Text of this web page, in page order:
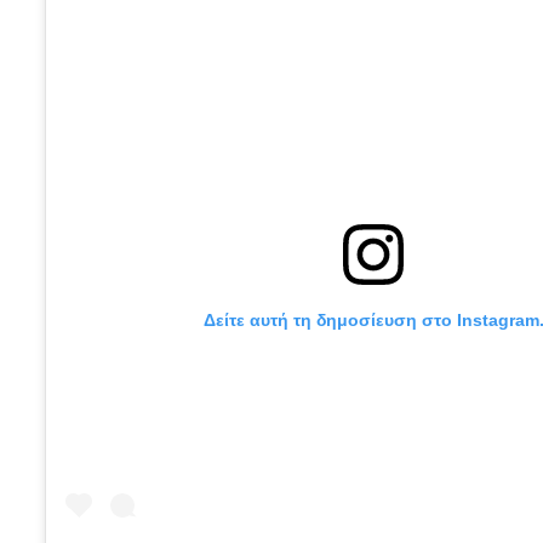
Δείτε αυτή τη δημοσίευση στο Instagram.